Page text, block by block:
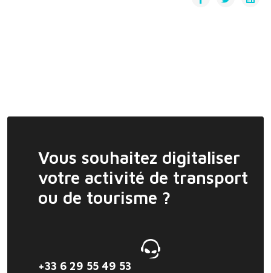
Vous souhaitez digitaliser
votre activité de transport
ou de tourisme ?
+33 6 29 55 49 53